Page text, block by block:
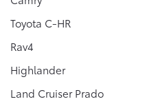
Toyota C-HR
Rav4
Highlander
Land Cruiser Prado